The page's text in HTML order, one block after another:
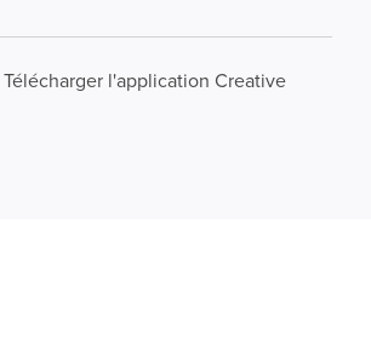
Télécharger l'application Creative